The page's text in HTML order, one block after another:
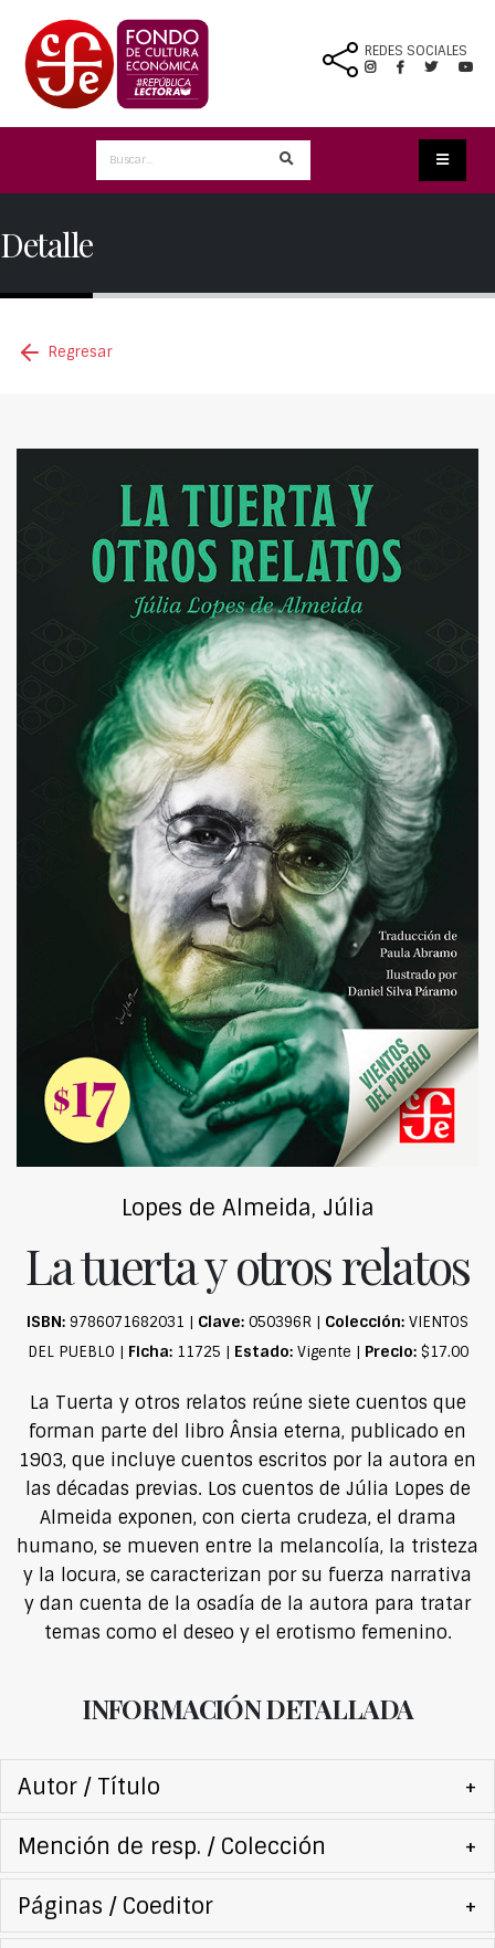
REDES SOCIALES
Detalle
Regresar
Lopes de Almeida, Júlia
La tuerta y otros relatos
ISBN: 9786071682031 | Clave: 050396R | Colección: VIENTOS
DEL PUEBLO | Ficha:11725 | Estado:Vigente | Precio:$17.00
La Tuerta y otros relatos reúne siete cuentos que
forman parte del libro Ânsia eterna, publicado en
1903, que incluye cuentos escritos por la autora en
las décadas previas. Los cuentos de Júlia Lopes de
Almeida exponen, con cierta crudeza, el drama
humano, se mueven entre la melancolía, la tristeza
y la locura, se caracterizan por su fuerza narrativa
y dan cuenta de la osadía de la autora para tratar
temas como el deseo y el erotismo femenino.
INFORMACIÓN DETALLADA
Autor / Título +
Mención de resp. / Colección +
Páginas / Coeditor +